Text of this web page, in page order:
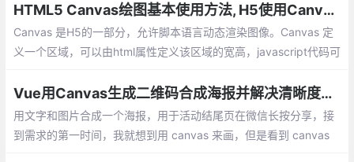
HTML5 Canvas绘图基本使用方法, H5使用Canvas绘图
Canvas 是H5的一部分，允许脚本语言动态渲染图像。Canvas 定
义一个区域，可以由html属性定义该区域的宽高，javascript代码可
动态效果图。
Vue用Canvas生成二维码合成海报并解决清晰度问题
用文字和图片合成一个海报，用于活动结尾页在微信长按分享，接
到需求的第一时间，我就想到用 canvas 来画，但是看到 canvas